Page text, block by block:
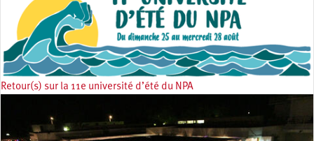
Retour(s) sur la 11e université d’été du NPA